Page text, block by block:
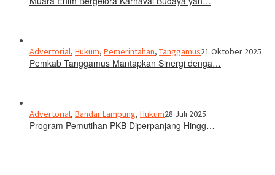
Advertorial, Hukum, Pemerintahan, Tanggamus21 Oktober 2025
Pemkab Tanggamus Mantapkan Sinergi denga…
Advertorial, Bandar Lampung, Hukum28 Juli 2025
Program Pemutihan PKB Diperpanjang Hingg…